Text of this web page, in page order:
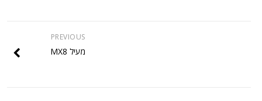
PREVIOUS
מעיל MX8